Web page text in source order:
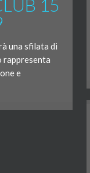
15
una sfilata di
rappresenta
e